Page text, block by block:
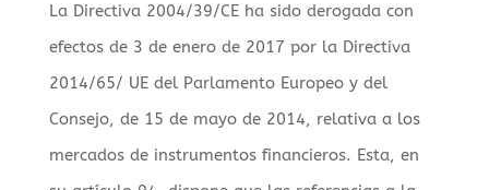
La Directiva 2004/39/CE ha sido derogada con
efectos de 3 de enero de 2017 por la Directiva
2014/65/ UE del Parlamento Europeo y del
Consejo, de 15 de mayo de 2014, relativa a los
mercados de instrumentos financieros. Esta, en